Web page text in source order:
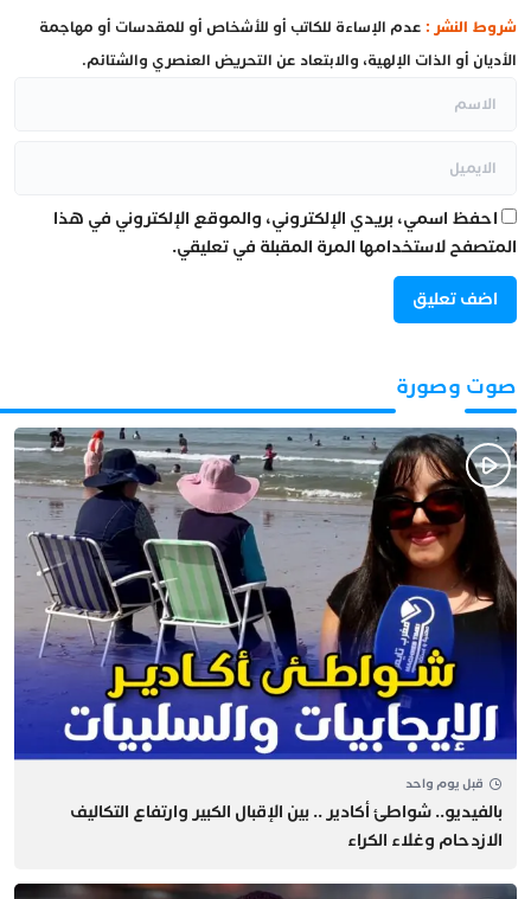
شروط النشر : عدم الإساءة للكاتب أو للأشخاص أو للمقدسات أو مهاجمة
الأديان أو الذات الإلهية، والابتعاد عن التحريض العنصري والشتائم.
احفظ اسمي، بريدي الإلكتروني، والموقع الإلكتروني في هذا
المتصفح لاستخدامها المرة المقبلة في تعليقي.
صوت وصورة
قبل يوم واحد
بالفيديو.. شواطئ أكادير .. بين الإقبال الكبير وارتفاع التكاليف
الازدحام وغلاء الكراء